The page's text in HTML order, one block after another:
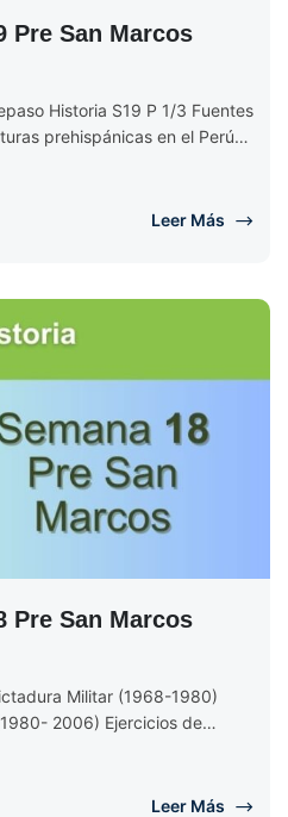
Pre San Marcos
Historia S19 P 1/3 Fuentes
prehispánicas en el Perú
Leer Más
Pre San Marcos
Militar (1968-1980)
2006) Ejercicios de
Leer Más